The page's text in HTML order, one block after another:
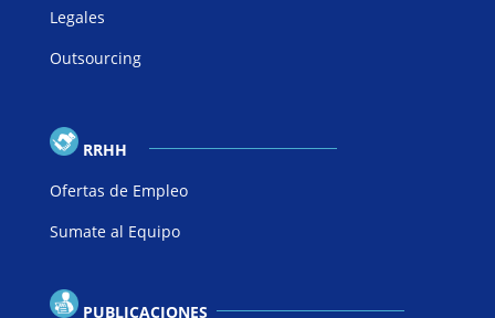
Legales
Outsourcing
RRHH
Ofertas de Empleo
Sumate al Equipo
PUBLICACIONES